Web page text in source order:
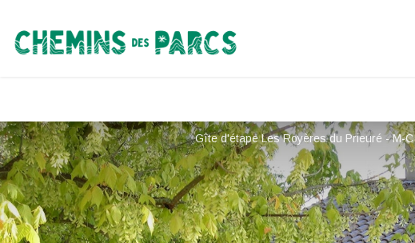
Chemins des Parcs
Gîte d'étape Les Royères du Prieuré - M-